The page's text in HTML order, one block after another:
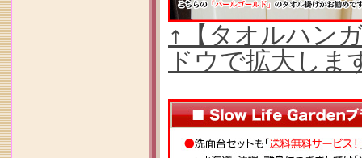
↑【タオルハン
ドウで拡大しま